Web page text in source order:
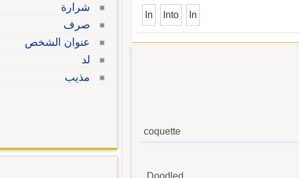
In Into In
coquette
Doodled
شرارة
صرف
عنوان الشخص
لد
مذيب